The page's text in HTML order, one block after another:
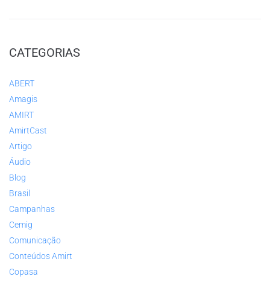
CATEGORIAS
ABERT
Amagis
AMIRT
AmirtCast
Artigo
Áudio
Blog
Brasil
Campanhas
Cemig
Comunicação
Conteúdos Amirt
Copasa